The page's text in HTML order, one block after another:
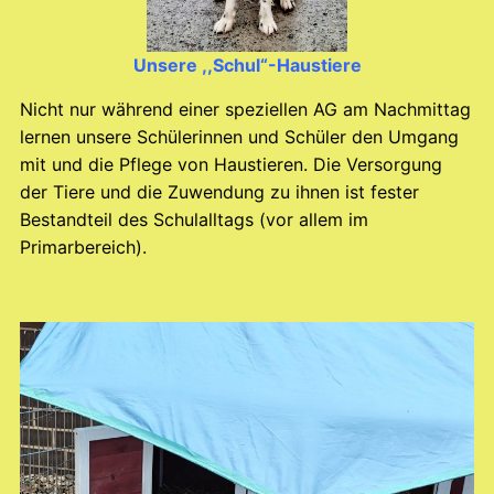
Unsere ,,Schul“-Haustiere
Nicht nur während einer speziellen AG am Nachmittag
lernen unsere Schülerinnen und Schüler den Umgang
mit und die Pflege von Haustieren. Die Versorgung
der Tiere und die Zuwendung zu ihnen ist fester
Bestandteil des Schulalltags (vor allem im
Primarbereich).